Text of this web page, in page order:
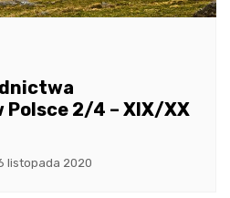
2/4 – XIX/XX
listopada 2020